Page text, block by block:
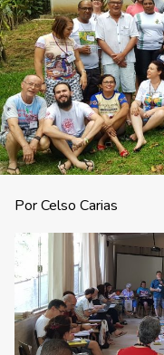
Por Celso Carias